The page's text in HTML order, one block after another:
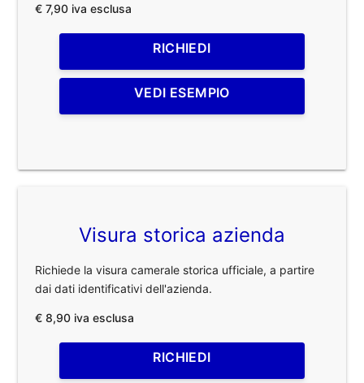
€ 7,90 iva esclusa
RICHIEDI
VEDI ESEMPIO
Visura storica azienda
Richiede la visura camerale storica ufficiale, a partire
dai dati identificativi dell'azienda.
€ 8,90 iva esclusa
RICHIEDI